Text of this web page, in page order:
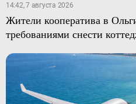
14:42, 7 августа 2026
Жители кооператива в
требованиями снести